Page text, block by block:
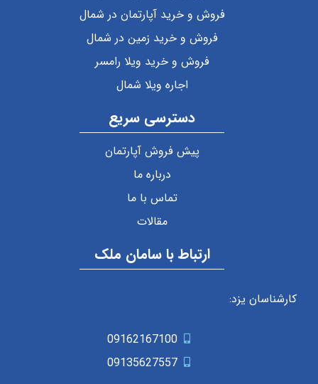
فروش و خرید آپارتمان در شمال
فروش و خرید زمین در شمال
فروش و خرید ویلا رامسر
اجاره ویلا شمال
دسترسی سریع
پیش فروش آپارتمان
درباره ما
تماس با ما
مقالات
ارتباط با سامان ملک
کارشناسان یزد:
09162167100
09135627557